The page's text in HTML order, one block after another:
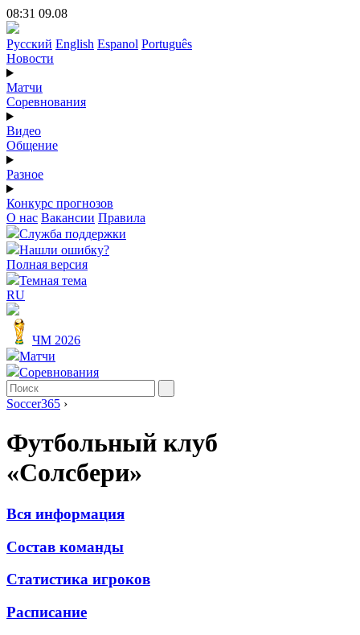
08:31 09.08
Русский English Espanol Português
Новости
Матчи
Соревнования
Видео
Общение
Разное
Конкурс прогнозов
О нас Вакансии Правила
Служба поддержки
Нашли ошибку?
Полная версия
Темная тема
RU
ЧМ 2026
Матчи
Соревнования
Soccer365 ›
Футбольный клуб
«Солсбери»
Вся информация
Состав команды
Статистика игроков
Расписание